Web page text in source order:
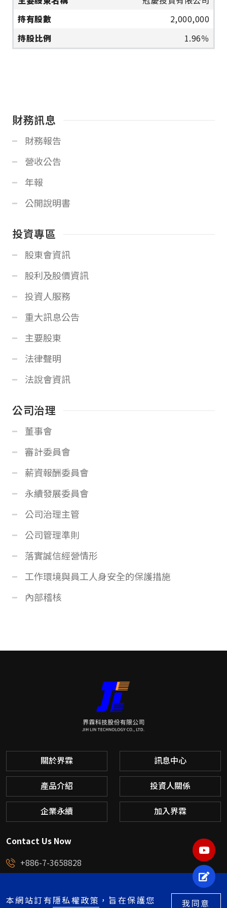
財務訊息
財務報告
營收公告
年報
公開說明書
投資專區
股東會資訊
股利及股價資訊
投資人服務
重大訊息公告
主要股東
法律聲明
法說會資訊
公司治理
董事會
審計委員會
薪資報酬委員會
永續發展委員會
公司治理主管
公司管理準則
落實誠信經營情形
工作環境與員工人身安全的保護措施
內部稽核
2,000,000
1.96％
關於界霖 訊息中心
產品介紹 投資人關係
企業永續 加入界霖
Contact Us Now
+886-7-3658828
高雄市楠梓區中央路58號
立即
本網站訂有隱私權政策 ，旨在保護您 我同意